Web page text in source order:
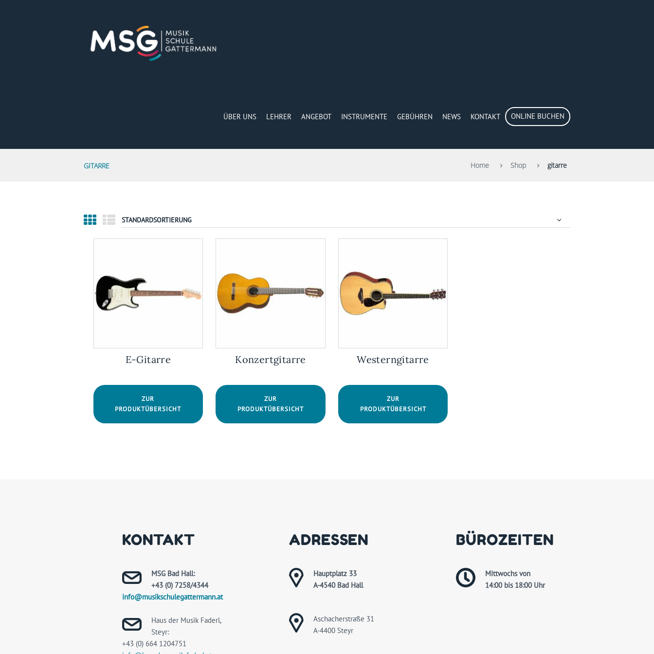
ÜBER UNS LEHRER ANGEBOT INSTRUMENTE GEBÜHREN NEWS KONTAKT ONLINE BUCHEN
GITARRE Home Shop gitarre
E-Gitarre
ZUR
PRODUKTÜBERSICHT
Konzertgitarre
ZUR
PRODUKTÜBERSICHT
Westerngitarre
ZUR
PRODUKTÜBERSICHT
KONTAKT
MSG Bad Hall:
+43 (0) 7258/4344
info@musikschulegattermann.at
Haus der Musik Faderl,
Steyr:
+43 (0) 664 1204751
ADRESSEN
Hauptplatz 33
A-4540 Bad Hall
Aschacherstraße 31
A-4400 Steyr
BÜROZEITEN
Mittwochs von
14:00 bis 18:00 Uhr